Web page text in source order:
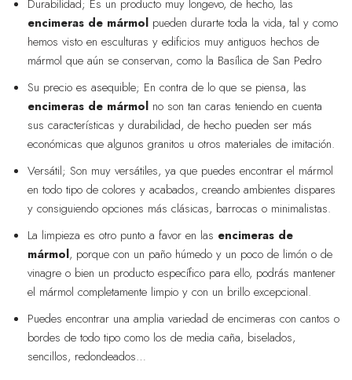
Durabilidad; Es un producto muy longevo, de hecho, las
encimeras de mármol pueden durarte toda la vida, tal y como
hemos visto en esculturas y edificios muy antiguos hechos de
mármol que aún se conservan, como la Basílica de San Pedro
Su precio es asequible; En contra de lo que se piensa, las
encimeras de mármol no son tan caras teniendo en cuenta
sus características y durabilidad, de hecho pueden ser más
económicas que algunos granitos u otros materiales de imitación.
Versátil; Son muy versátiles, ya que puedes encontrar el mármol
en todo tipo de colores y acabados, creando ambientes dispares
y consiguiendo opciones más clásicas, barrocas o minimalistas.
La limpieza es otro punto a favor en las encimeras de
mármol, porque con un paño húmedo y un poco de limón o de
vinagre o bien un producto específico para ello, podrás mantener
el mármol completamente limpio y con un brillo excepcional.
Puedes encontrar una amplia variedad de encimeras con cantos o
bordes de todo tipo como los de media caña, biselados,
sencillos, redondeados…